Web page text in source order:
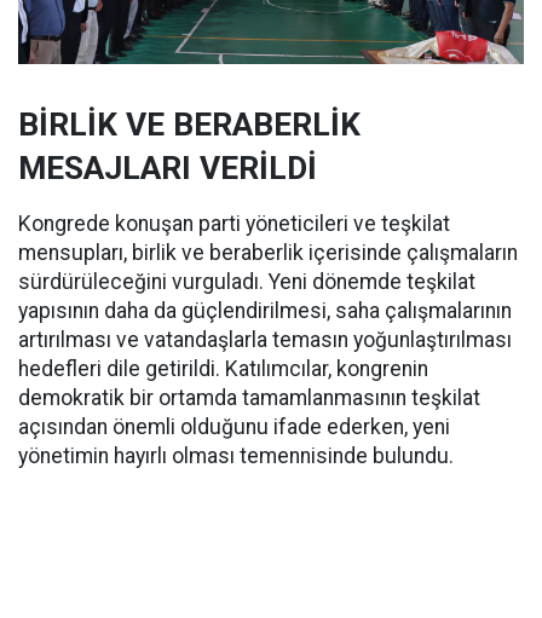
BİRLİK VE BERABERLİK
MESAJLARI VERİLDİ
Kongrede konuşan parti yöneticileri ve teşkilat
mensupları, birlik ve beraberlik içerisinde çalışmaların
sürdürüleceğini vurguladı. Yeni dönemde teşkilat
yapısının daha da güçlendirilmesi, saha çalışmalarının
artırılması ve vatandaşlarla temasın yoğunlaştırılması
hedefleri dile getirildi. Katılımcılar, kongrenin
demokratik bir ortamda tamamlanmasının teşkilat
açısından önemli olduğunu ifade ederken, yeni
yönetimin hayırlı olması temennisinde bulundu.